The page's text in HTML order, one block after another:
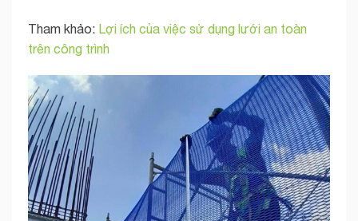
Tham khảo: Lợi ích của việc sử dụng lưới an toàn
trên công trình